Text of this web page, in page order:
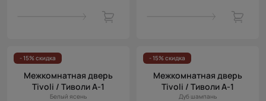
- 15% скидка
Межкомнатная дверь
Tivoli / Тиволи А-1
Белый ясень
- 15% скидка
Межкомнатная дверь
Tivoli / Тиволи А-1
Дуб шампань